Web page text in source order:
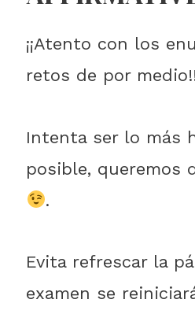
¡¡Atento con los
retos de por
Intenta ser lo más
posible, queremos
.
Evita refrescar la
examen se